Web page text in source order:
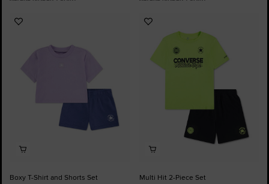
Zu
hinzufügen
Boxy T-Shirt and Shorts Set
Zu
Favoriten
hinzufügen
Multi Hit 2-Piece Set